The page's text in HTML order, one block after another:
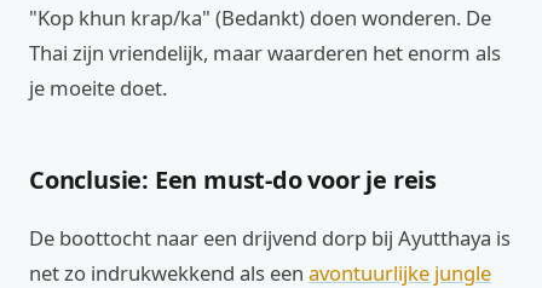
"Kop khun krap/ka" (Bedankt) doen wonderen. De
Thai zijn vriendelijk, maar waarderen het enorm als
je moeite doet.
Conclusie: Een must-do voor je reis
De boottocht naar een drijvend dorp bij Ayutthaya is
net zo indrukwekkend als een avontuurlijke jungle